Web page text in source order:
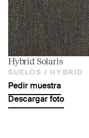
Hybrid Solaris
SUELOS / HYBRID
Pedir muestra
Descargar foto